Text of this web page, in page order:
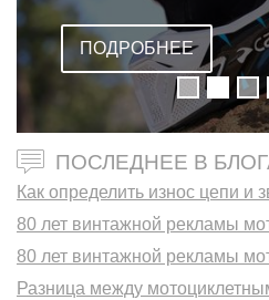
ВСТРОЕННОЙ
ПОДРОБНЕЕ
ПОСЛЕДНЕЕ В
Как определить износ цепи и
80 лет винтажной рекламы
80 лет винтажной рекламы
Разница между